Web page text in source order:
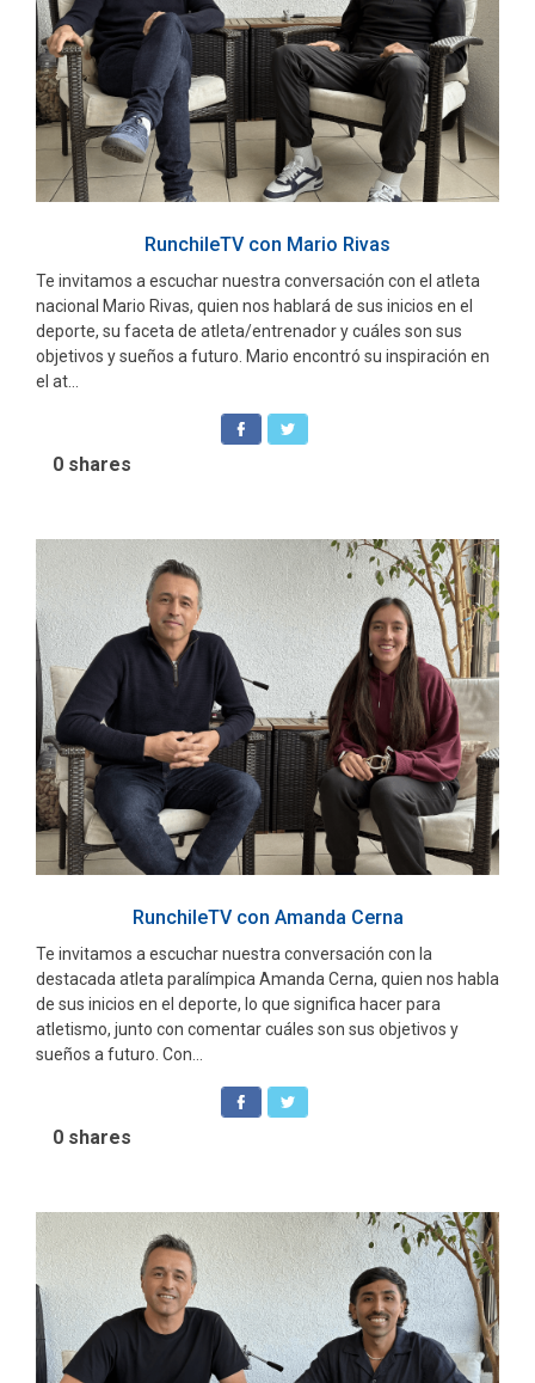
RunchileTV con Mario Rivas
Te invitamos a escuchar nuestra conversación con el atleta
nacional Mario Rivas, quien nos hablará de sus inicios en el
deporte, su faceta de atleta/entrenador y cuáles son sus
objetivos y sueños a futuro. Mario encontró su inspiración en
el at...
0 shares
RunchileTV con Amanda Cerna
Te invitamos a escuchar nuestra conversación con la
destacada atleta paralímpica Amanda Cerna, quien nos habla
de sus inicios en el deporte, lo que significa hacer para
atletismo, junto con comentar cuáles son sus objetivos y
sueños a futuro. Con...
0 shares